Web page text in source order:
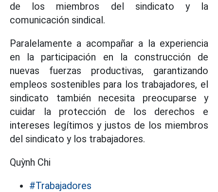
de los miembros del sindicato y la
comunicación sindical.
Paralelamente a acompañar a la experiencia
en la participación en la construcción de
nuevas fuerzas productivas, garantizando
empleos sostenibles para los trabajadores, el
sindicato también necesita preocuparse y
cuidar la protección de los derechos e
intereses legítimos y justos de los miembros
del sindicato y los trabajadores.
Quỳnh Chi
#Trabajadores